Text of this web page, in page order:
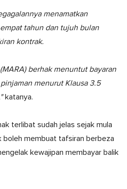
menamatkan
tahun dan tujuh bulan
kontrak.
berhak menuntut bayaran
menurut Klausa 3.5
katanya.
terlibat sudah jelas sejak mula
boleh membuat tafsiran berbeza
kewajipan membayar balik